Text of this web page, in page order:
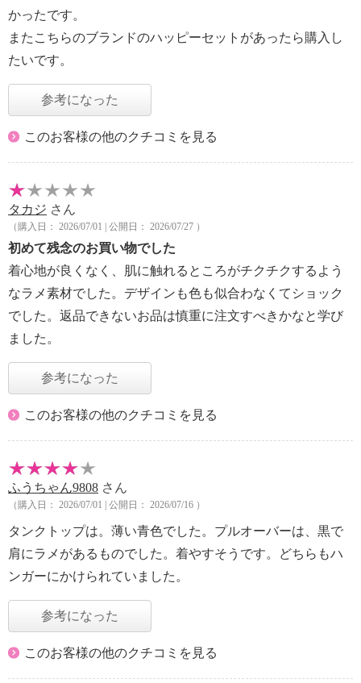
かったです。
またこちらのブランドのハッピーセットがあったら購入し
たいです。
参考になった
このお客様の他のクチコミを見る
タカジ さん
（購入日： 2026/07/01 | 公開日： 2026/07/27 ）
初めて残念のお買い物でした
着心地が良くなく、肌に触れるところがチクチクするよう
なラメ素材でした。デザインも色も似合わなくてショック
でした。返品できないお品は慎重に注文すべきかなと学び
ました。
参考になった
このお客様の他のクチコミを見る
ふうちゃん9808 さん
（購入日： 2026/07/01 | 公開日： 2026/07/16 ）
タンクトップは。薄い青色でした。プルオーバーは、黒で
肩にラメがあるものでした。着やすそうです。どちらもハ
ンガーにかけられていました。
参考になった
このお客様の他のクチコミを見る